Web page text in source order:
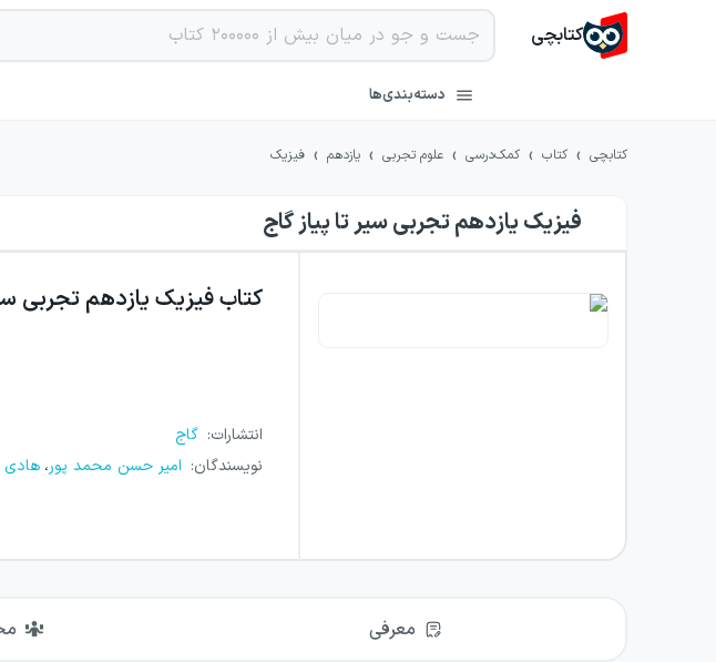
کتابچی
دسته‌بندی‌ها
کتابچی › کتاب › کمک‌درسی › علوم تجربی › یازدهم › فیزیک
فیزیک یازدهم تجربی سیر تا پیاز گاج
کتابفیزیک یازدهم تجربی
انتشارات: گاج
نویسندگان: امیر حسن محمد پور، هادی
معرفی